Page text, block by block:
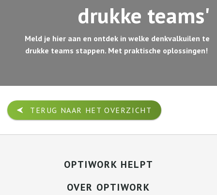
drukke teams'
Meld je hier aan en ontdek in welke denkvalkuilen te
drukke teams stappen. Met praktische oplossingen!
TERUG NAAR HET OVERZICHT
OPTIWORK HELPT
OVER OPTIWORK